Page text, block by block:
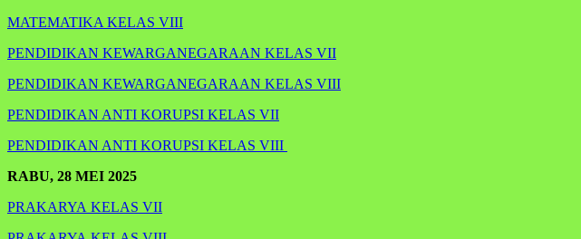
MATEMATIKA KELAS VIII
PENDIDIKAN KEWARGANEGARAAN KELAS VII
PENDIDIKAN KEWARGANEGARAAN KELAS VIII
PENDIDIKAN ANTI KORUPSI KELAS VII
PENDIDIKAN ANTI KORUPSI KELAS VIII
RABU, 28 MEI 2025
PRAKARYA KELAS VII